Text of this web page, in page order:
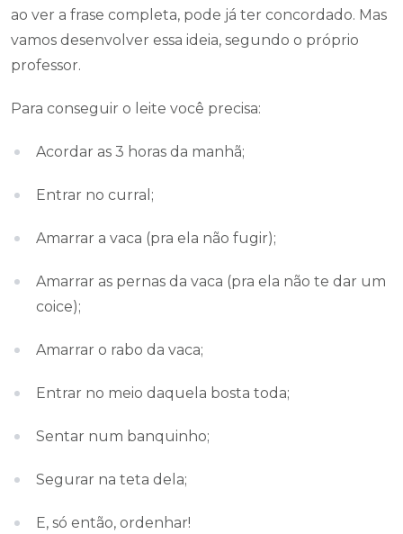
ao ver a frase completa, pode já ter concordado. Mas
vamos desenvolver essa ideia, segundo o próprio
professor.
Para conseguir o leite você precisa:
Acordar as 3 horas da manhã;
Entrar no curral;
Amarrar a vaca (pra ela não fugir);
Amarrar as pernas da vaca (pra ela não te dar um
coice);
Amarrar o rabo da vaca;
Entrar no meio daquela bosta toda;
Sentar num banquinho;
Segurar na teta dela;
E, só então, ordenhar!